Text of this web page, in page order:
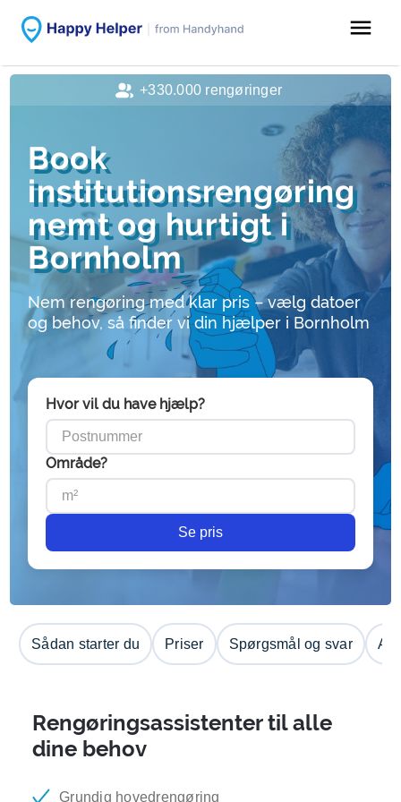
menu
Book
institutionsrengøring
nemt og hurtigt i
Bornholm
Nem rengøring med klar pris – vælg datoer
og behov, så finder vi din hjælper i Bornholm
Hvor vil du have hjælp?
Område?
Se pris
Sådan starter du Priser Spørgsmål og svar
Rengøringsassistenter til alle
dine behov
Grundig hovedrengøring
+330.000 rengøringer